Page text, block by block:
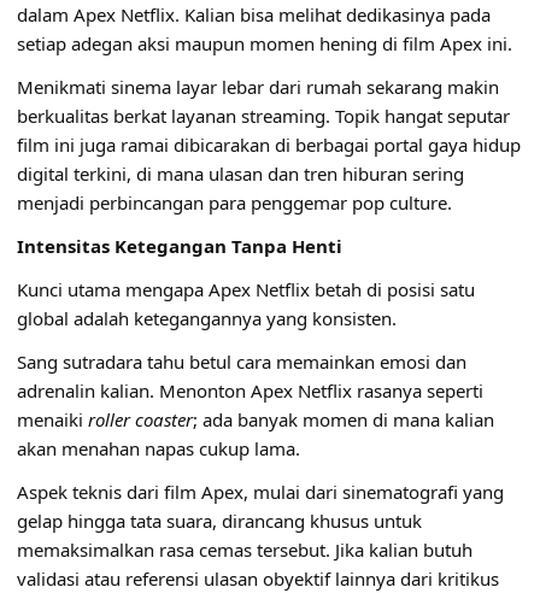
dalam Apex Netflix. Kalian bisa melihat dedikasinya pada
setiap adegan aksi maupun momen hening di film Apex ini.
Menikmati sinema layar lebar dari rumah sekarang makin
berkualitas berkat layanan streaming. Topik hangat seputar
film ini juga ramai dibicarakan di berbagai portal gaya hidup
digital terkini, di mana ulasan dan tren hiburan sering
menjadi perbincangan para penggemar pop culture.
Intensitas Ketegangan Tanpa Henti
Kunci utama mengapa Apex Netflix betah di posisi satu
global adalah ketegangannya yang konsisten.
Sang sutradara tahu betul cara memainkan emosi dan
adrenalin kalian. Menonton Apex Netflix rasanya seperti
menaiki roller coaster; ada banyak momen di mana kalian
akan menahan napas cukup lama.
Aspek teknis dari film Apex, mulai dari sinematografi yang
gelap hingga tata suara, dirancang khusus untuk
memaksimalkan rasa cemas tersebut. Jika kalian butuh
validasi atau referensi ulasan obyektif lainnya dari kritikus